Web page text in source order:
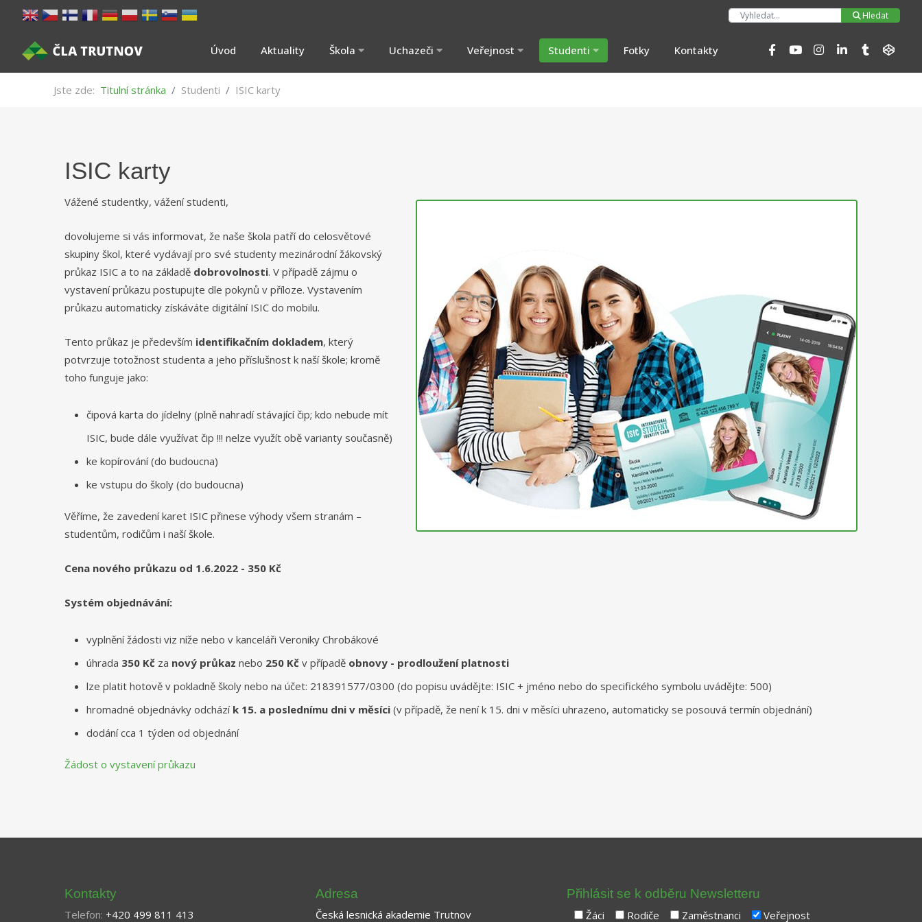
Hledat
Úvod Aktuality Škola Uchazeči Veřejnost Studenti Fotky Kontakty
Jste zde: Titulní stránka Studenti ISIC karty
ISIC karty
Vážené studentky, vážení studenti,
dovolujeme si vás informovat, že naše škola patří do celosvětové
skupiny škol, které vydávají pro své studenty mezinárodní žákovský
průkaz ISIC a to na základě dobrovolnosti. V případě zájmu o
vystavení průkazu postupujte dle pokynů v příloze. Vystavením
průkazu automaticky získáváte digitální ISIC do mobilu.
Tento průkaz je především identifikačním dokladem, který
potvrzuje totožnost studenta a jeho příslušnost k naší škole; kromě
toho funguje jako:
čipová karta do jídelny (plně nahradí stávající čip; kdo nebude mít
ISIC, bude dále využívat čip !!! nelze využít obě varianty současně)
ke kopírování (do budoucna)
ke vstupu do školy (do budoucna)
Věříme, že zavedení karet ISIC přinese výhody všem stranám –
studentům, rodičům i naší škole.
Cena nového průkazu od 1.6.2022 - 350 Kč
Systém objednávání:
vyplnění žádosti viz níže nebo v kanceláři Veroniky Chrobákové
úhrada 350 Kč za nový průkaz nebo 250 Kč v případě obnovy - prodloužení platnosti
lze platit hotově v pokladně školy nebo na účet: 218391577/0300 (do popisu uvádějte: ISIC + jméno nebo do specifického symbolu uvádějte: 500)
hromadné objednávky odchází k 15. a poslednímu dni v měsíci (v případě, že není k 15. dni v měsíci uhrazeno, automaticky se posouvá termín objednání)
dodání cca 1 týden od objednání
Žádost o vystavení průkazu
Kontakty
Telefon: +420 499 811 413
Adresa
Česká lesnická akademie Trutnov
Přihlásit se k odběru Newsletteru
Žáci Rodiče Zaměstnanci Veřejnost